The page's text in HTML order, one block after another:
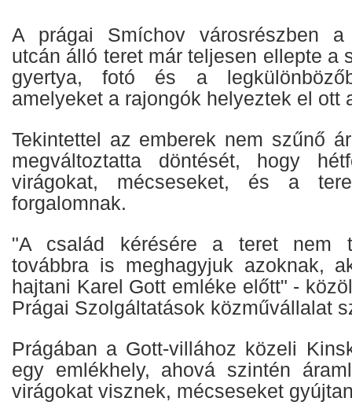
A prágai Smíchov városrészben a
utcán álló teret már teljesen ellepte a
gyertya, fotó és a
amelyeket a rajongók helyeztek el ott
Tekintettel az emberek nem szűnő
megváltoztatta döntését, hogy
virágokat, mécseseket, és a
forgalomnak.
"A család kérésére a teret nem
továbbra is meghagyjuk azoknak,
hajtani Karel Gott emléke előtt" -
Prágai Szolgáltatások közművállalat
Prágában a Gott-villához közeli
egy emlékhely, ahová szintén
virágokat visznek, mécseseket